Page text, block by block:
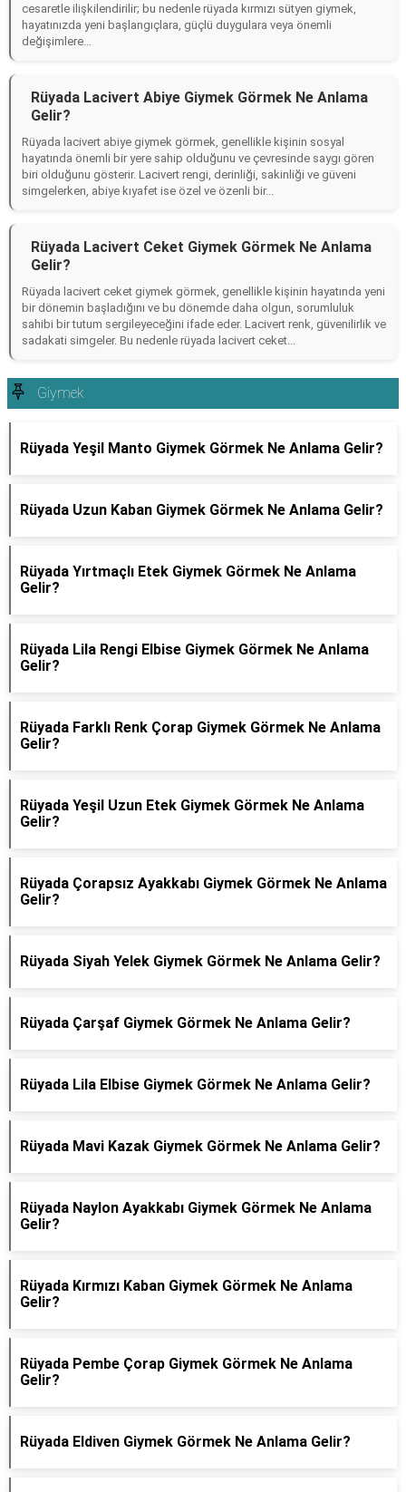
cesaretle ilişkilendirilir; bu nedenle rüyada kırmızı sütyen giymek,
hayatınızda yeni başlangıçlara, güçlü duygulara veya önemli
değişimlere...
Rüyada Lacivert Abiye Giymek Görmek Ne Anlama
Gelir?
Rüyada lacivert abiye giymek görmek, genellikle kişinin sosyal
hayatında önemli bir yere sahip olduğunu ve çevresinde saygı gören
biri olduğunu gösterir. Lacivert rengi, derinliği, sakinliği ve güveni
simgelerken, abiye kıyafet ise özel ve özenli bir...
Rüyada Lacivert Ceket Giymek Görmek Ne Anlama
Gelir?
Rüyada lacivert ceket giymek görmek, genellikle kişinin hayatında yeni
bir dönemin başladığını ve bu dönemde daha olgun, sorumluluk
sahibi bir tutum sergileyeceğini ifade eder. Lacivert renk, güvenilirlik ve
sadakati simgeler. Bu nedenle rüyada lacivert ceket...
Giymek
Rüyada Yeşil Manto Giymek Görmek Ne Anlama Gelir?
Rüyada Uzun Kaban Giymek Görmek Ne Anlama Gelir?
Rüyada Yırtmaçlı Etek Giymek Görmek Ne Anlama
Gelir?
Rüyada Lila Rengi Elbise Giymek Görmek Ne Anlama
Gelir?
Rüyada Farklı Renk Çorap Giymek Görmek Ne Anlama
Gelir?
Rüyada Yeşil Uzun Etek Giymek Görmek Ne Anlama
Gelir?
Rüyada Çorapsız Ayakkabı Giymek Görmek Ne Anlama
Gelir?
Rüyada Siyah Yelek Giymek Görmek Ne Anlama Gelir?
Rüyada Çarşaf Giymek Görmek Ne Anlama Gelir?
Rüyada Lila Elbise Giymek Görmek Ne Anlama Gelir?
Rüyada Mavi Kazak Giymek Görmek Ne Anlama Gelir?
Rüyada Naylon Ayakkabı Giymek Görmek Ne Anlama
Gelir?
Rüyada Kırmızı Kaban Giymek Görmek Ne Anlama
Gelir?
Rüyada Pembe Çorap Giymek Görmek Ne Anlama
Gelir?
Rüyada Eldiven Giymek Görmek Ne Anlama Gelir?